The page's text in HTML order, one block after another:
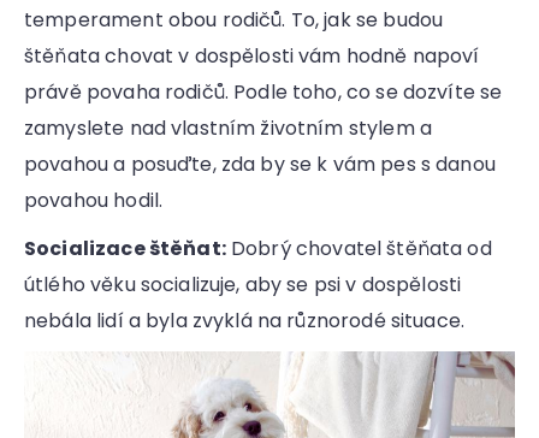
temperament obou rodičů. To, jak se budou
štěňata chovat v dospělosti vám hodně napoví
právě povaha rodičů. Podle toho, co se dozvíte se
zamyslete nad vlastním životním stylem a
povahou a posuďte, zda by se k vám pes s danou
povahou hodil.
Socializace štěňat:Dobrý chovatel štěňata od
útlého věku socializuje, aby se psi v dospělosti
nebála lidí a byla zvyklá na různorodé situace.